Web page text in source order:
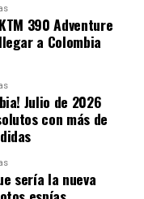
390 Adventure
a Colombia
Julio de 2026
con más de
sería la nueva